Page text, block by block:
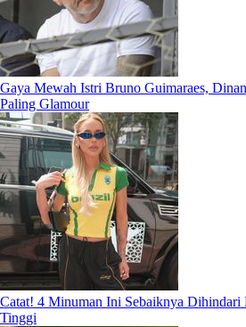
Gaya Mewah Istri Bruno Guimaraes,
Paling Glamour
Catat! 4 Minuman Ini Sebaiknya Dihindari
Tinggi